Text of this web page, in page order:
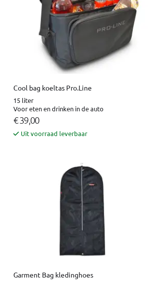
Cool bag koeltas Pro.Line
15 liter
Voor eten en drinken in de auto
€ 39,00
Uit voorraad leverbaar
Garment Bag kledinghoes